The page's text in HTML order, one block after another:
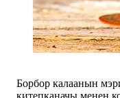
Борбор калаанын
китепканачы менен